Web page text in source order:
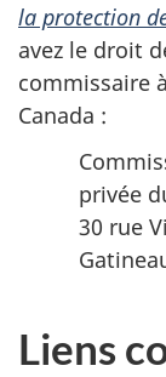
la protection
avez le droit
commissaire
Canada :
privée
30 rue
Liens